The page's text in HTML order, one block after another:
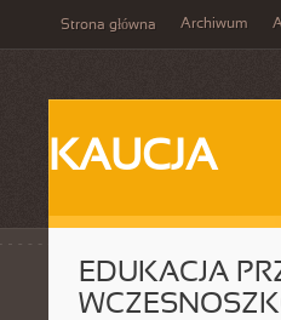
Strona główna Archiwum
KAUCJA
EDUKACJA